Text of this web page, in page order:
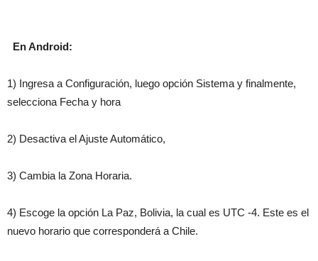
En Android:
1) Ingresa a Configuración, luego opción Sistema y finalmente,
selecciona Fecha y hora
2) Desactiva el Ajuste Automático,
3) Cambia la Zona Horaria.
4) Escoge la opción La Paz, Bolivia, la cual es UTC -4. Este es el
nuevo horario que corresponderá a Chile.